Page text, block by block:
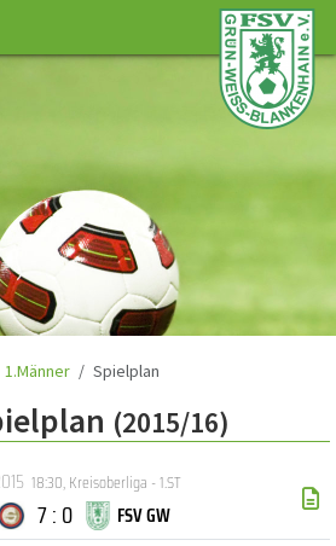
1.Männer Spielplan
(2015/16)
18:30,Kreisoberliga - 1.ST
7 : 0
FSV GW